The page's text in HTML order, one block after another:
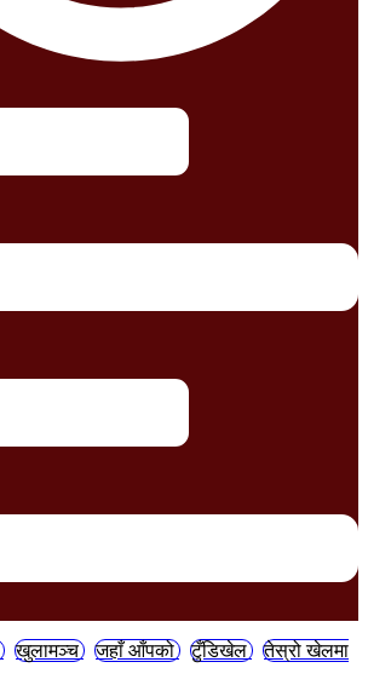
खुलामञ्च जहाँ आँपको टुँडिखेल
तेस्रो खेलमा